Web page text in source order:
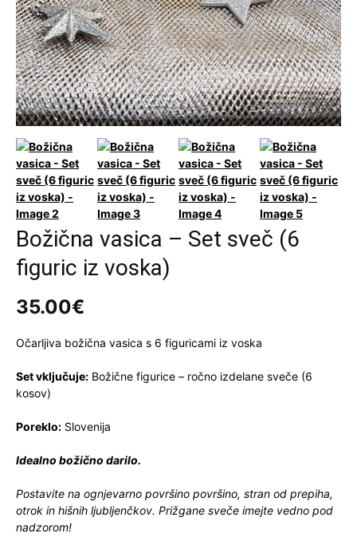
Božična vasica – Set sveč (6
figuric iz voska)
35.00€
Očarljiva božična vasica s 6 figuricami iz voska
Set vključuje: Božične figurice – ročno izdelane sveče (6
kosov)
Poreklo: Slovenija
Idealno božično darilo.
Postavite na ognjevarno površino površino, stran od prepiha,
otrok in hišnih ljubljenčkov. Prižgane sveče imejte vedno pod
nadzorom!